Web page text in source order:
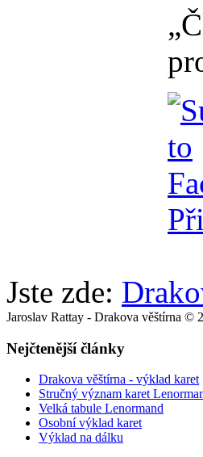
Jste zde:
Jaroslav Rattay - Drakova věštírna ©
Nejčtenější články
Drakova věštírna - výklad karet
Stručný význam karet
Velká tabule Lenormand
Osobní výklad karet
Výklad na dálku